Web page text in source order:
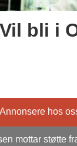
Vil bli i
Annonsere hos
mottar støtte